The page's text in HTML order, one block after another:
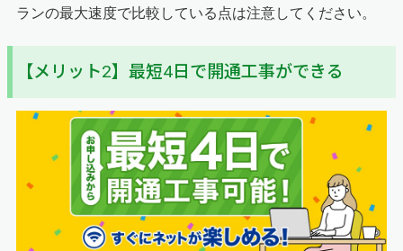
ランの最大速度で比較している点は注意してください。
【メリット2】最短4日で開通工事ができる